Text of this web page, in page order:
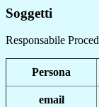
Soggetti
Responsabile
Persona
email